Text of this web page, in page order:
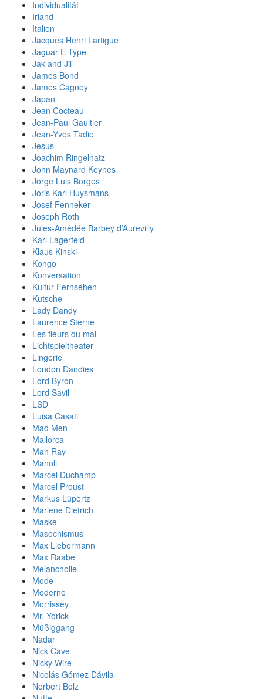
Individualität
Irland
Italien
Jacques Henri Lartigue
Jaguar E-Type
Jak and Jil
James Bond
James Cagney
Japan
Jean Cocteau
Jean-Paul Gaultier
Jean-Yves Tadie
Jesus
Joachim Ringelnatz
John Maynard Keynes
Jorge Luis Borges
Joris Karl Huysmans
Josef Fenneker
Joseph Roth
Jules-Amédée Barbey d’Aurevilly
Karl Lagerfeld
Klaus Kinski
Kongo
Konversation
Kultur-Fernsehen
Kutsche
Lady Dandy
Laurence Sterne
Les fleurs du mal
Lichtspieltheater
Lingerie
London Dandies
Lord Byron
Lord Savil
LSD
Luisa Casati
Mad Men
Mallorca
Man Ray
Manoli
Marcel Duchamp
Marcel Proust
Markus Lüpertz
Marlene Dietrich
Maske
Masochismus
Max Liebermann
Max Raabe
Melancholie
Mode
Moderne
Morrissey
Mr. Yorick
Müßiggang
Nadar
Nick Cave
Nicky Wire
Nicolás Gómez Dávila
Norbert Bolz